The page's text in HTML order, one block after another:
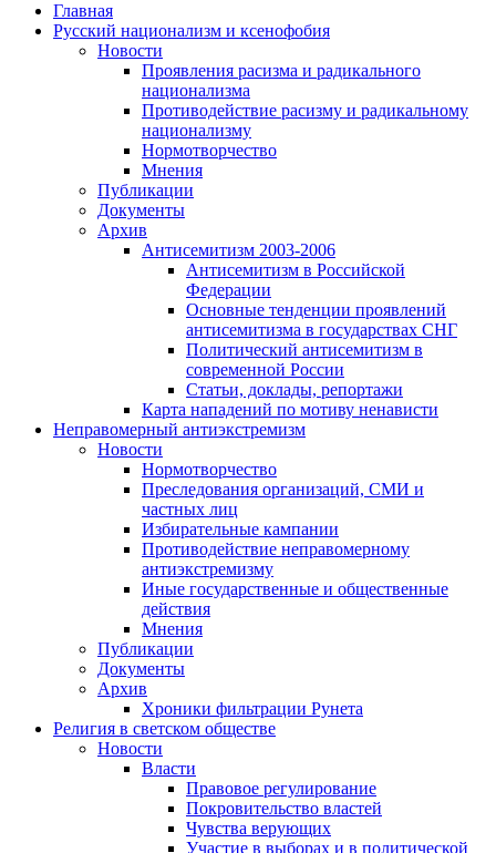
Главная
Русский национализм и ксенофобия
Новости
Проявления расизма и радикального
национализма
Противодействие расизму и радикальному
национализму
Нормотворчество
Мнения
Публикации
Документы
Архив
Антисемитизм 2003-2006
Антисемитизм в Российской
Федерации
Основные тенденции проявлений
антисемитизма в государствах СНГ
Политический антисемитизм в
современной России
Статьи, доклады, репортажи
Карта нападений по мотиву ненависти
Неправомерный антиэкстремизм
Новости
Нормотворчество
Преследования организаций, СМИ и
частных лиц
Избирательные кампании
Противодействие неправомерному
антиэкстремизму
Иные государственные и общественные
действия
Мнения
Публикации
Документы
Архив
Хроники фильтрации Рунета
Религия в светском обществе
Новости
Власти
Правовое регулирование
Покровительство властей
Чувства верующих
Участие в выборах и в политической